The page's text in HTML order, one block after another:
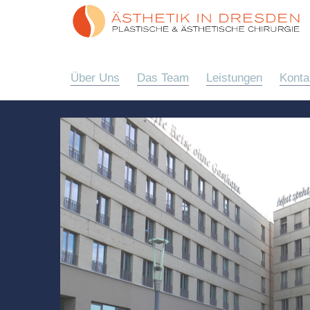
Über Uns Das Team Leistungen